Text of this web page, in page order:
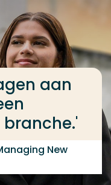
aan
New